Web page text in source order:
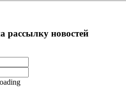
рассылку новостей